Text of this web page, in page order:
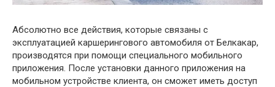
Абсолютно все действия, которые связаны с
эксплуатацией каршерингового автомобиля от Белкакар,
производятся при помощи специального мобильного
приложения. После установки данного приложения на
мобильном устройстве клиента, он сможет иметь доступ